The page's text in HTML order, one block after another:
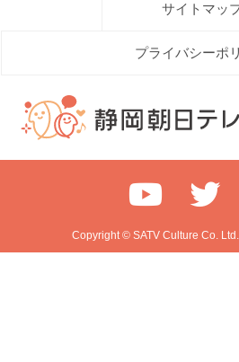
サイトマッ
プライバシーポ
Copyright © SATV Culture Co.